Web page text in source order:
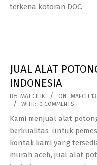
terkena kotoran DOC.
JUAL ALAT
INDONESIA
2018-
03-
13
BY: MAT CILIK ON: MARCH
WITH: 0 COMMENTS
Kami menjual alat
berkualitas, untuk
kontak kami yang
murah aceh, jual alat